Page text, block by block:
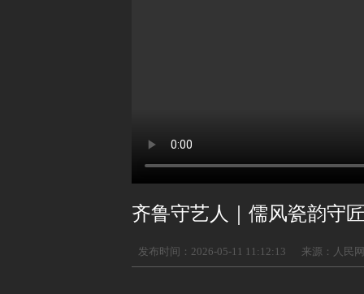
齐鲁守艺人｜儒风瓷韵守
发布时间：2026-05-11 11:12:13 来源：人民网